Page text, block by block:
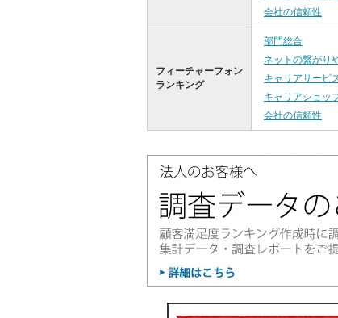
会社の信頼性
フィーチャーフォン
ランキング
部門総合
ネットの繋がり
キャリアサービ
キャリアショッ
会社の信頼性